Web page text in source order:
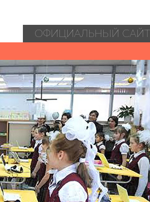
ОФИЦИАЛЬНЫЙ САЙТ